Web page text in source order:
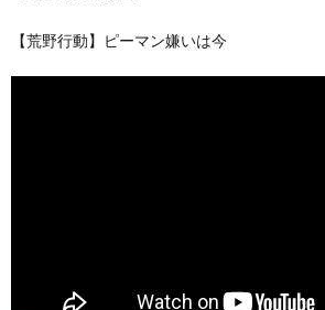
【荒野行動】ピーマン嫌いは今